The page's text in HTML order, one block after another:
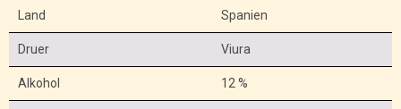
Land Spanien
Druer Viura
Alkohol 12 %